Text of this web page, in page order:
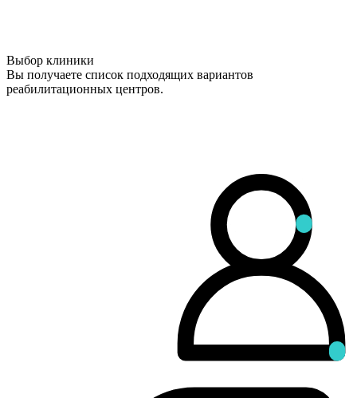
Выбор клиники
Вы получаете список подходящих вариантов
реабилитационных центров.